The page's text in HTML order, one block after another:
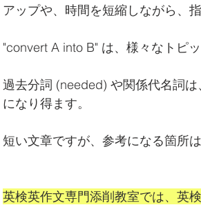
アップや、時間を短縮しながら、
"convert A into B" は、様々なトピ
過去分詞 (needed) や関係代名詞
になり得ます。
短い文章ですが、参考になる箇所
英検英作文専門添削教室では、